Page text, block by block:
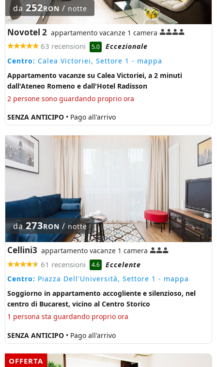
da 252RON / notte
Novotel 2 appartamento vacanze 1 camera
63 recensioni 5.0
Eccezionale
Centro: Calea Victoriei, Settore 1 - mappa
Appartamento vacanze su Calea Victoriei, a 2 minuti
dall'Ateneo Romeno e dall'Hotel Radisson
2 persone sono guardando proprio ora
SENZA ANTICIPO • Pago all'arrivo
da273RON / notte
Cellini3 appartamento vacanze 1 camera
61 recensioni 4.6
Eccelente
Centro: Piazza Dell'Università, Settore 1 - mappa
Soggiorno in appartamento accogliente e silenzioso, nel
centro di Bucarest, vicino al Centro Storico
1 persona sta guardando proprio ora
SENZA ANTICIPO • Pago all'arrivo
OFFERTA